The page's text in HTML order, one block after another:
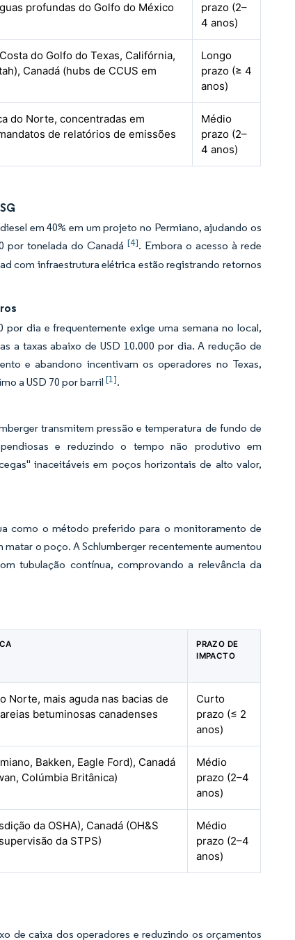
profundas do Golfo do México
prazo (2–
4 anos)
do Golfo do Texas, Califórnia,
Canadá (hubs de CCUS em
Longo
prazo (≥ 4
anos)
do Norte, concentradas em
de relatórios de emissões
Médio
prazo (2–
4 anos)
em 40% em um projeto no Permiano, ajudando os
por tonelada do Canadá[4]. Embora o acesso à rede
com infraestrutura elétrica estão registrando retornos
dia e frequentemente exige uma semana no local,
a taxas abaixo de USD 10.000 por dia. A redução de
e abandono incentivam os operadores no Texas,
a USD 70 por barril[1].
transmitem pressão e temperatura de fundo de
e reduzindo o tempo não produtivo em
inaceitáveis em poços horizontais de alto valor,
como o método preferido para o monitoramento de
o poço. A Schlumberger recentemente aumentou
tubulação contínua, comprovando a relevância da
PRAZO DE
IMPACTO
Norte, mais aguda nas bacias de
betuminosas canadenses
Curto
prazo (≤ 2
anos)
Bakken, Eagle Ford), Canadá
Colúmbia Britânica)
Médio
prazo (2–4
anos)
da OSHA), Canadá (OH&S
da STPS)
Médio
prazo (2–4
anos)
de caixa dos operadores e reduzindo os orçamentos